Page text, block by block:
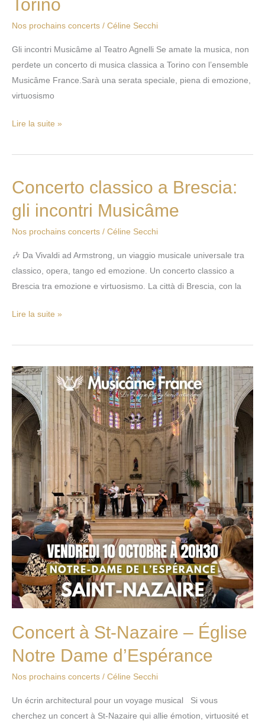
Torino
Nos prochains concerts / Céline Secchi
Gli incontri Musicâme al Teatro Agnelli Se amate la musica, non
perdete un concerto di musica classica a Torino con l’ensemble
Musicâme France.Sarà una serata speciale, piena di emozione,
virtuosismo
musica
classica
Torino
Lire la suite »
Concerto classico a Brescia:
gli incontri Musicâme
Nos prochains concerts / Céline Secchi
🎶 Da Vivaldi ad Armstrong, un viaggio musicale universale tra
classico, opera, tango ed emozione. Un concerto classico a
Brescia tra emozione e virtuosismo. La città di Brescia, con la
Concerto
a
Brescia:
incontri
Musicâme
Lire la suite »
Concert à St-Nazaire – Église
Notre Dame d’Espérance
Nos prochains concerts / Céline Secchi
Un écrin architectural pour un voyage musical Si vous
cherchez un concert à St-Nazaire qui allie émotion, virtuosité et
Concert
à
St-
Nazaire
–
Église
Notre
Dame
d’Espérance